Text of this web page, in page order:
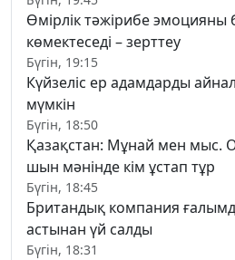
Өмірлік тәжірибе эмоцияны
көмектеседі – зерттеу
Бүгін, 19:15
Күйзеліс ер адамдарды
мүмкін
Бүгін, 18:50
Қазақстан: Мұнай мен мыс.
шын мәнінде кім ұстап тұр
Бүгін, 18:45
Британдық компания
астынан үй салды
Бүгін, 18:31